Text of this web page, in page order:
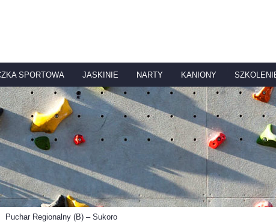
SPORTOWA JASKINIE NARTY KANIONY
Puchar Regionalny (B) – Sukoro